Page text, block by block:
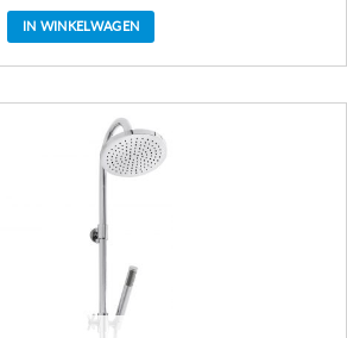
IN WINKELWAGEN